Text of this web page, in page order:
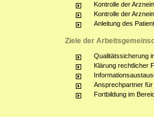
Kontrolle der
Kontrolle der
Anleitung des
Ziele der
Qualitätssicherung
Klärung rechtlicher
Ansprechpartner
Fortbildung im